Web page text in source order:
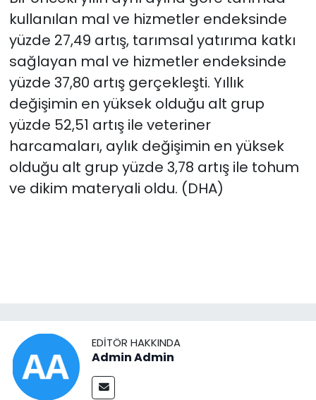
kullanılan mal ve hizmetler endeksinde
yüzde 27,49 artış, tarımsal yatırıma katkı
sağlayan mal ve hizmetler endeksinde
yüzde 37,80 artış gerçekleşti. Yıllık
değişimin en yüksek olduğu alt grup
yüzde 52,51 artış ile veteriner
harcamaları, aylık değişimin en yüksek
olduğu alt grup yüzde 3,78 artış ile tohum
ve dikim materyali oldu. (DHA)
EDITÖR HAKKINDA
Admin Admin